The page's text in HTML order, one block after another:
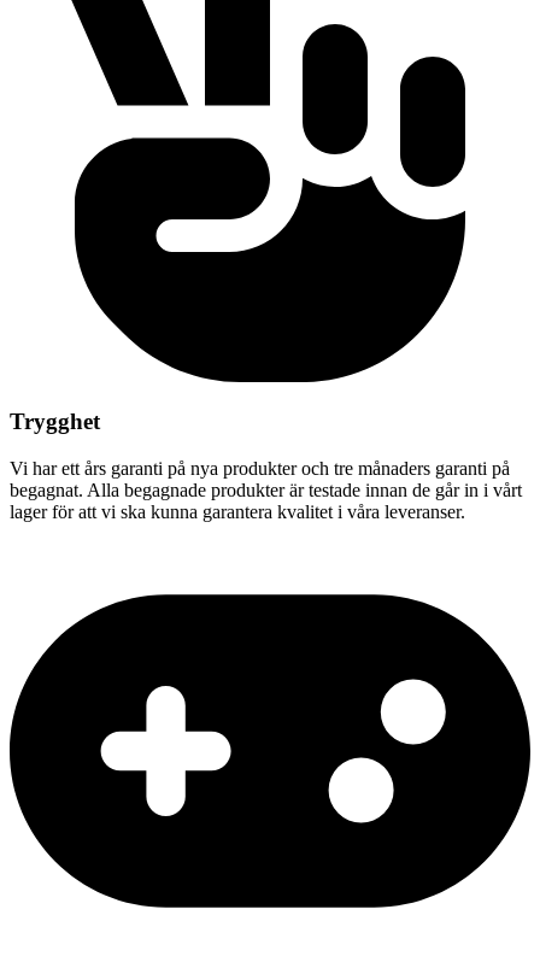
Trygghet
Vi har ett års garanti på nya produkter och tre månaders garanti på
begagnat. Alla begagnade produkter är testade innan de går in i vårt
lager för att vi ska kunna garantera kvalitet i våra leveranser.